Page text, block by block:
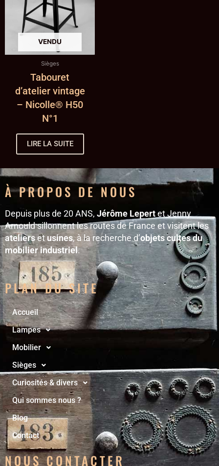
Sièges
Tabouret
d’atelier vintage
– Nicolle® H50
N°1
LIRE LA SUITE
À PROPOS DE NOUS
Depuis plus de 20 ANS, Jérôme Lepertet Jenny
Arnould sillonnent les routes de France et visitent les
ateliersetusines, à la recherche d’objets cultes du
mobilier industriel.
PLAN DU SITE
Accueil
Lampes
Mobilier
Sièges
Curiosités & divers
Qui sommes nous ?
Blog
Contact
NOUS CONTACTER